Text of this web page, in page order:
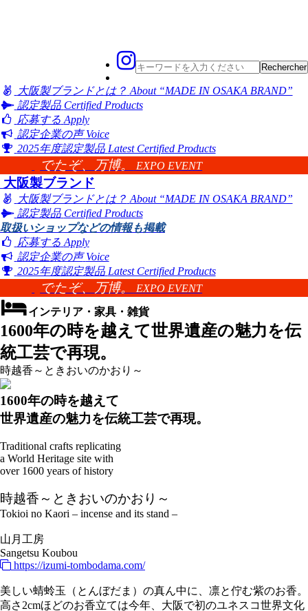
大阪製ブランドとは？ About “MADE IN OSAKA BRAND”
認定製品 Certified Products
応募する Apply
認定企業の声 Voice
2025年度認定製品 Latest Certified Products
でたぞ、万博。 EXPO EVENT
大阪製ブランド
大阪製ブランドとは？ About “MADE IN OSAKA BRAND”
認定製品 Certified Products
取扱いショップなどの情報も掲載
応募する Apply
認定企業の声 Voice
2025年度認定製品 Latest Certified Products
でたぞ、万博。
EXPO EVENT
インテリア・家具・雑貨
1600年の時を越えて世界遺産の魅力を伝
統工芸で再現。
時越香～ときおいのかおり～
1600年の時を越えて
世界遺産の魅力を伝統工芸で再現。
Traditional crafts replicating
a World Heritage site with
over 1600 years of history
時越香～ときおいのかおり～
Tokioi no Kaori – incense and its stand –
山月工房
Sangetsu Koubou
https://izumi-tombodama.com/
美しい蜻蛉玉（とんぼだま）の真ん中に、凛と佇む紫のお香。
高さ2cmほどのお香立ては今年、大阪で初のユネスコ世界文化